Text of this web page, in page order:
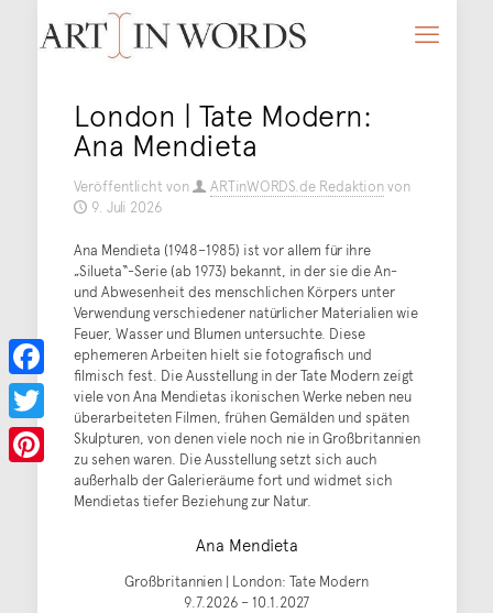
London | Tate Modern:
Ana Mendieta
Veröffentlicht von ARTinWORDS.de Redaktionvon
9. Juli 2026
Ana Mendieta (1948–1985) ist vor allem für ihre
„Silueta“-Serie (ab 1973) bekannt, in der sie die An-
und Abwesenheit des menschlichen Körpers unter
Verwendung verschiedener natürlicher Materialien wie
Feuer, Wasser und Blumen untersuchte. Diese
ephemeren Arbeiten hielt sie fotografisch und
filmisch fest. Die Ausstellung in der Tate Modern zeigt
viele von Ana Mendietas ikonischen Werke neben neu
überarbeiteten Filmen, frühen Gemälden und späten
Skulpturen, von denen viele noch nie in Großbritannien
zu sehen waren. Die Ausstellung setzt sich auch
außerhalb der Galerieräume fort und widmet sich
Mendietas tiefer Beziehung zur Natur.
Ana Mendieta
Großbritannien | London: Tate Modern
9.7.2026 – 10.1.2027
Facebook
Twitter